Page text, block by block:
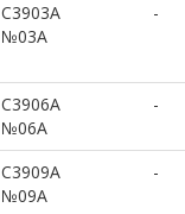
C3903A
№03A
-
C3906A
№06A
-
C3909A
№09A
-